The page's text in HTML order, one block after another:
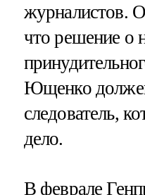
журналистов.
что решение о
Ющенко
следователь,
дело.
В феврале